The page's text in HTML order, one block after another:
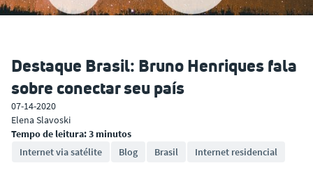
Destaque Brasil: Bruno Henriques fala
sobre conectar seu país
07-14-2020
Elena Slavoski
Tempo de leitura: 3 minutos
Internet via satélite
Blog Brasil Internet residencial